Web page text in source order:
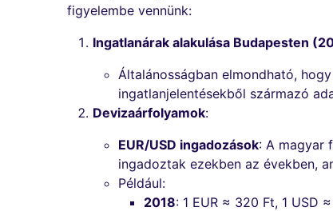
figyelembe vennünk:
Ingatlanárak alakulása Budapesten
Általánosságban elmondható,
ingatlanjelentésekből származó
Devizaárfolyamok:
EUR/USD ingadozások: A magyar
ingadoztak ezekben az években,
Például:
2018: 1 EUR ≈ 320 Ft, 1 USD